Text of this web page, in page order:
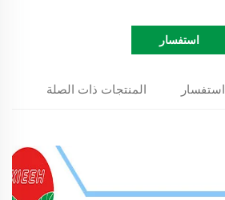
استفسار
استفسار المنتجات ذات الصلة